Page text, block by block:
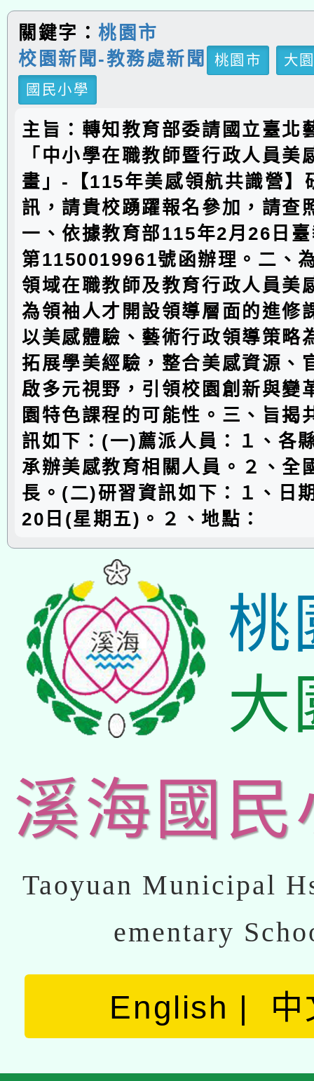
關鍵字：桃園市
校園新聞-教務處新聞
桃園市
大
國民小學
主旨：轉知教育部委請國立臺北
「中小學在職教師暨行政人員美
畫」-【115年美感領航共識營】
訊，請貴校踴躍報名參加，請查
一、依據教育部115年2月26日
第1150019961號函辦理。二、
領域在職教師及教育行政人員美
為領袖人才開設領導層面的進修
以美感體驗、藝術行政領導策略
拓展學美經驗，整合美感資源、
啟多元視野，引領校園創新與變
園特色課程的可能性。三、旨揭
訊如下：(一)薦派人員：１、各
承辦美感教育相關人員。２、全
長。(二)研習資訊如下：１、日
20日(星期五)。２、地點：
桃
大
溪海國民
Taoyuan Municipal
ementary
English 中